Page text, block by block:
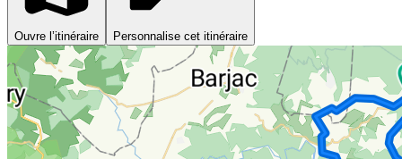
Ouvre l’itinéraire Personnalise cet itinéraire